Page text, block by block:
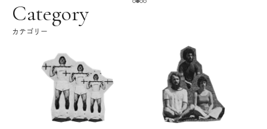
Category
カテゴリー